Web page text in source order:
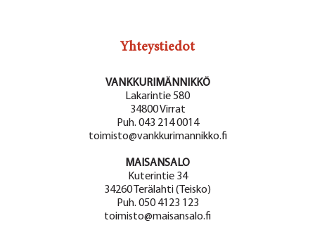
Yhteystiedot
VANKKURIMÄNNIKKÖ
Lakarintie 580
34800 Virrat
Puh. 043 214 0014
toimisto@vankkurimannikko.fi
MAISANSALO
Kuterintie 34
34260 Terälahti (Teisko)
Puh. 050 4123 123
toimisto@maisansalo.fi